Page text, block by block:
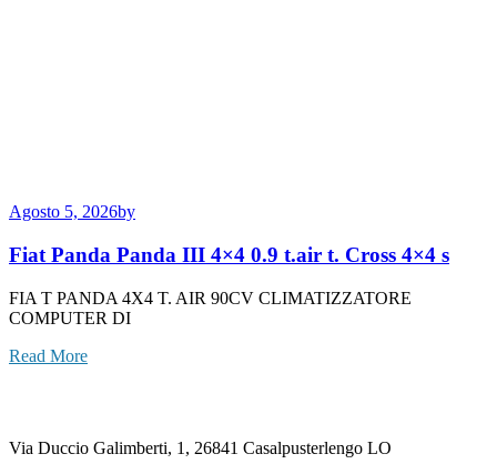
Agosto 5, 2026by
Fiat Panda Panda III 4×4 0.9 t.air t. Cross 4×4 s
FIA T PANDA 4X4 T. AIR 90CV CLIMATIZZATORE
COMPUTER DI
Read More
Via Duccio Galimberti, 1, 26841 Casalpusterlengo LO